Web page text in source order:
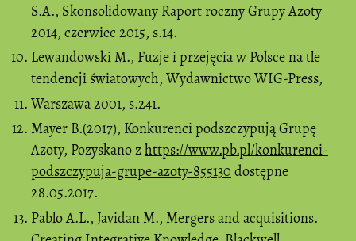
S.A., Skonsolidowany Raport roczny Grupy Azoty
2014, czerwiec 2015, s.14.
Lewandowski M., Fuzje i przejęcia w Polsce na tle
tendencji światowych, Wydawnictwo WIG-Press,
Warszawa 2001, s.241.
Mayer B.(2017), Konkurenci podszczypują Grupę
Azoty, Pozyskano zhttps://www.pb.pl/konkurenci-
podszczypuja-grupe-azoty-855130 dostępne
28.05.2017.
Pablo A.L., Javidan M., Mergers and acquisitions.